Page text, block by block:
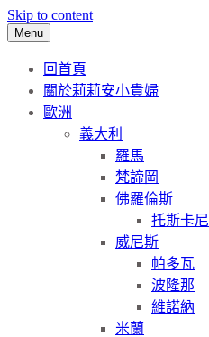
Skip to content
Menu
回首頁
關於莉莉安小貴婦
歐洲
義大利
羅馬
梵諦岡
佛羅倫斯
托斯卡尼
威尼斯
帕多瓦
波隆那
維諾納
米蘭